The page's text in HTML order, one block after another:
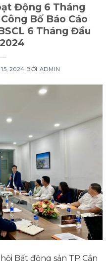
Động 6 Tháng
Bố Báo Cáo
6 Tháng Đầu
2024 BỞI ADMIN
Bất động sản TP Cần